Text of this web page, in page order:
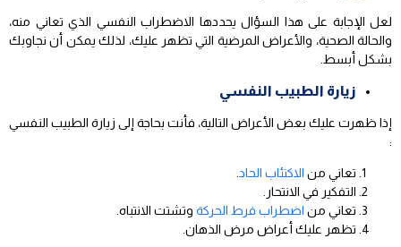
لعل الإجابة على هذا السؤال يحددها الاضطراب النفسي الذي تعاني منه،
والحالة الصحية، والأعراض المرضية التي تظهر عليك، لذلك يمكن أن نجاوبك
بشكل أبسط.
زيارة الطبيب النفسي
إذا ظهرت عليك بعض الأعراض التالية، فأنت بحاجة إلى زيارة الطبيب النفسي
:
تعاني من الاكتئاب الحاد.
التفكير في الانتحار.
تعاني من اضطراب فرط الحركة وتشتت الانتباه.
تظهر عليك أعراض مرض الذهان.